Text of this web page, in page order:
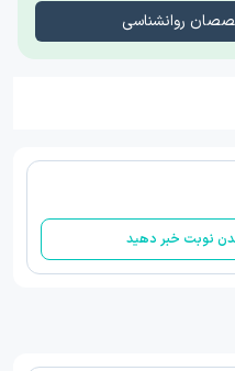
روانشناسی
نوبت خبر دهید